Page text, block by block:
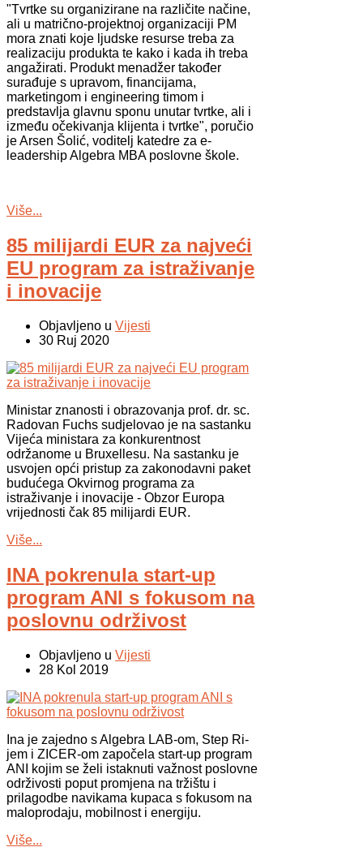
"Tvrtke su organizirane na različite načine,
ali u matrično-projektnoj organizaciji PM
mora znati koje ljudske resurse treba za
realizaciju produkta te kako i kada ih treba
angažirati. Produkt menadžer također
surađuje s upravom, financijama,
marketingom i engineering timom i
predstavlja glavnu sponu unutar tvrtke, ali i
između očekivanja klijenta i tvrtke", poručio
je Arsen Šolić, voditelj katedre za e-
leadership Algebra MBA poslovne škole.
Više...
85 milijardi EUR za najveći
EU program za istraživanje
i inovacije
Objavljeno u Vijesti
30 Ruj 2020
Ministar znanosti i obrazovanja prof. dr. sc.
Radovan Fuchs sudjelovao je na sastanku
Vijeća ministara za konkurentnost
održanome u Bruxellesu. Na sastanku je
usvojen opći pristup za zakonodavni paket
budućega Okvirnog programa za
istraživanje i inovacije - Obzor Europa
vrijednosti čak 85 milijardi EUR.
Više...
INA pokrenula start-up
program ANI s fokusom na
poslovnu održivost
Objavljeno u Vijesti
28 Kol 2019
Ina je zajedno s Algebra LAB-om, Step Ri-
jem i ZICER-om započela start-up program
ANI kojim se želi istaknuti važnost poslovne
održivosti poput promjena na tržištu i
prilagodbe navikama kupaca s fokusom na
maloprodaju, mobilnost i energiju.
Više...